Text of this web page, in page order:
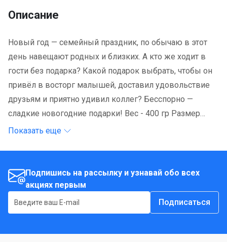
Описание
Новый год — семейный праздник, по обычаю в этот
день навещают родных и близких. А кто же ходит в
гости без подарка? Какой подарок выбрать, чтобы он
привёл в восторг малышей, доставил удовольствие
друзьям и приятно удивил коллег? Бесспорно —
сладкие новогодние подарки! Вес - 400 гр Размер
упаковки - 19*21,5 см Материал упаковки - жесть.
производитель - Россия Состав подарка см. на фото.
Показать еще
Подпишись на рассылку и узнавай обо всех
акциях первым
Подписаться